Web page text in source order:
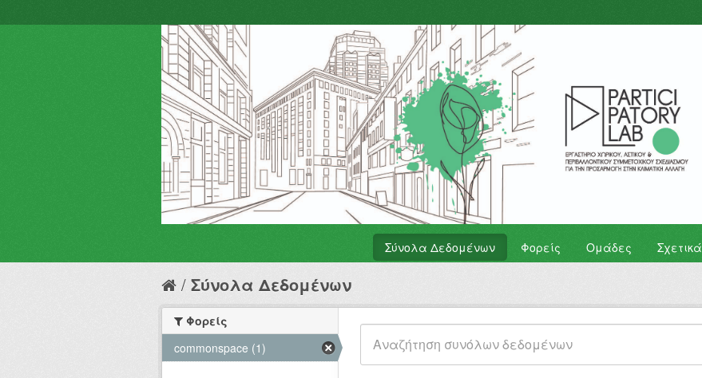
Σύνολα Δεδομένων Φορείς Ομάδες Σχετικά
Σύνολα Δεδομένων
Φορείς
commonspace (1)